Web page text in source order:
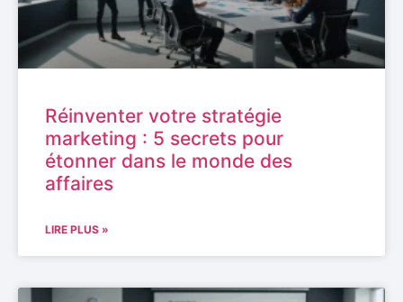
Réinventer votre stratégie
marketing : 5 secrets pour
étonner dans le monde des
affaires
LIRE PLUS »